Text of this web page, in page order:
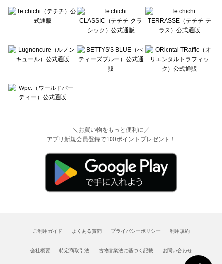
＼お買い物をもっと便利に／
アプリ新規会員登録で100ポイントプレゼント！
ご利用ガイド よくある質問 プライバシーポリシー 利用規約
会社概要 特定商取引法 古物営業法に基づく記載 お問い合わせ